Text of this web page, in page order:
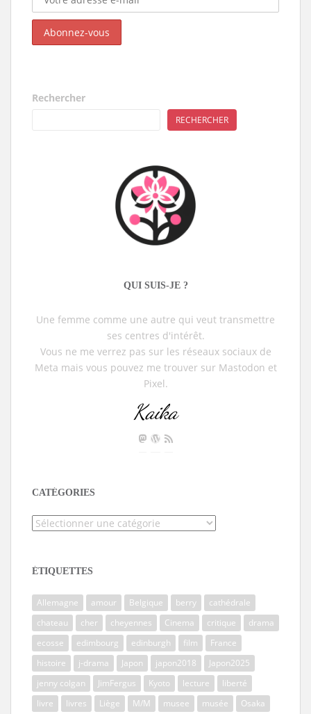
Rechercher
RECHERCHER
QUI SUIS-JE ?
Une femme comme une autre qui veut transmettre
ses centres d'intérêt.
Vous ne me verrez pas sur les réseaux sociaux de
Meta mais vous pouvez me trouver sur Mastodon et
Pixel.
Kaika
CATÉGORIES
Catégories
ÉTIQUETTES
Allemagne amour Belgique berry
cathédrale
chateau
cher cheyennes Cinema critique
drama
ecosse
edimbourg edinburgh film
France
histoire
j-drama Japon japon2018
Japon2025
jenny colgan
JimFergus Kyoto lecture
liberté
livre
livres Liège M/M musee musée Osaka